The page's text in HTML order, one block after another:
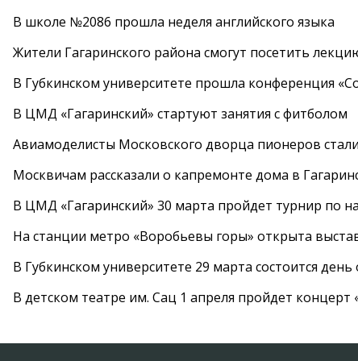
В школе №2086 прошла неделя английского языка
Жители Гагаринского района смогут посетить
В Губкинском университете прошла конференция
В ЦМД «Гагаринский» стартуют занятия с фитболом
Авиамоделисты Московского дворца пионеров
Москвичам рассказали о капремонте дома в
В ЦМД «Гагаринский» 30 марта пройдет турнир по
На станции метро «Воробьевы горы» открыта
В Губкинском университете 29 марта состоится
В детском театре им. Сац 1 апреля пройдет